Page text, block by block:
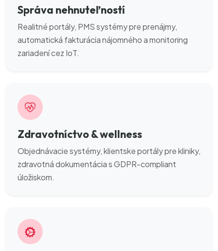
Správa nehnuteľností
Realitné portály, PMS systémy pre prenájmy,
automatická fakturácia nájomného a monitoring
zariadení cez IoT.
Zdravotníctvo & wellness
Objednávacie systémy, klientske portály pre kliniky,
zdravotná dokumentácia s GDPR-compliant
úložiskom.